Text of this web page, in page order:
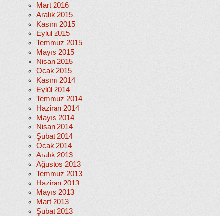
Mart 2016
Aralık 2015
Kasım 2015
Eylül 2015
Temmuz 2015
Mayıs 2015
Nisan 2015
Ocak 2015
Kasım 2014
Eylül 2014
Temmuz 2014
Haziran 2014
Mayıs 2014
Nisan 2014
Şubat 2014
Ocak 2014
Aralık 2013
Ağustos 2013
Temmuz 2013
Haziran 2013
Mayıs 2013
Mart 2013
Şubat 2013